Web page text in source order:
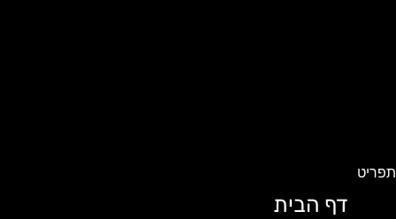
דף הבית